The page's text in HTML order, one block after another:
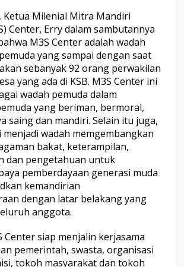
Ketua Milenial Mitra Mandiri
Center, Erry dalam sambutannya
M3S Center adalah wadah
yang sampai dengan saat
sebanyak 92 orang perwakilan
yang ada di KSB. M3S Center ini
wadah pemuda dalam
yang beriman, bermoral,
saing dan mandiri. Selain itu juga,
menjadi wadah memgembangkan
bakat, keterampilan,
dan pengetahuan untuk
pemberdayaan generasi muda
kemandirian
dengan latar belakang yang
anggota.
Center siap menjalin kerjasama
pemerintah, swasta, organisasi
tokoh masyarakat dan tokoh